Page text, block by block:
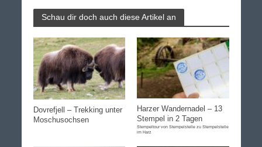
Schau dir doch auch diese Artikel an
Dovrefjell – Trekking unter
Moschusochsen
Harzer Wandernadel – 13
Stempel in 2 Tagen
Stempeltour von Stempelstelle zu Stempelstelle
im Harz